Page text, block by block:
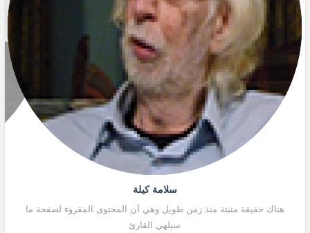
سلامة كيلة
هناك حقيقة مثبتة منذ زمن طويل وهي أن المحتوى المقروء لصفحة ما
سيلهي القارئ